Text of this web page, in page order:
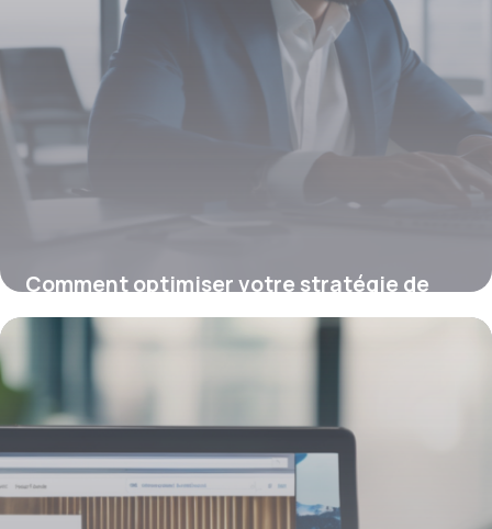
Comment optimiser votre stratégie de
mots-clés en 2026 pour un référencement
efficace
19 janvier 2026